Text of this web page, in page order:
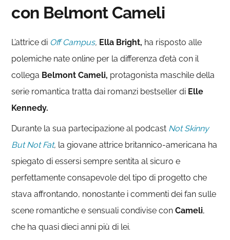
con Belmont Cameli
L’attrice di Off Campus, Ella Bright, ha risposto alle
polemiche nate online per la differenza d’età con il
collega Belmont Cameli, protagonista maschile della
serie romantica tratta dai romanzi bestseller di Elle
Kennedy.
Durante la sua partecipazione al podcast Not Skinny
But Not Fat, la giovane attrice britannico-americana ha
spiegato di essersi sempre sentita al sicuro e
perfettamente consapevole del tipo di progetto che
stava affrontando, nonostante i commenti dei fan sulle
scene romantiche e sensuali condivise conCameli,
che ha quasi dieci anni più di lei.